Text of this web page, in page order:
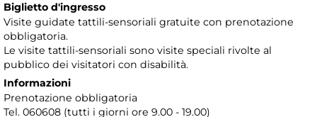
Biglietto d'ingresso
Visite guidate tattili-sensoriali gratuite con prenotazione
obbligatoria.
Le visite tattili-sensoriali sono visite speciali rivolte al
pubblico dei visitatori con disabilità.
Informazioni
Prenotazione obbligatoria
Tel. 060608 (tutti i giorni ore 9.00 - 19.00)